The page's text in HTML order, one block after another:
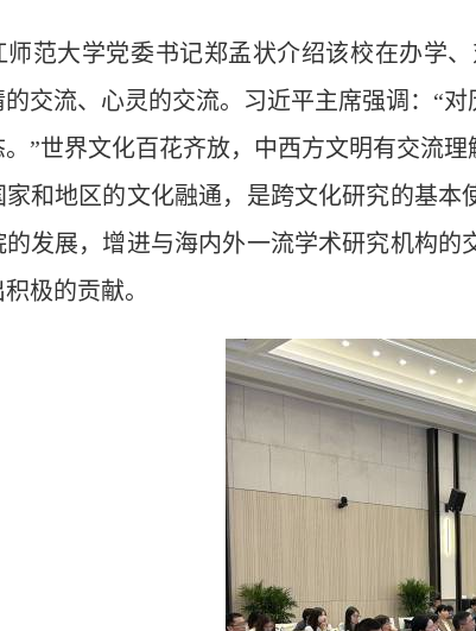
大学党委书记郑孟状介绍该校在办学、
的交流、心灵的交流。习近平主席强调：“
。”世界文化百花齐放，中西方文明有交流
家和地区的文化融通，是跨文化研究的基
的发展，增进与海内外一流学术研究机构
极的贡献。